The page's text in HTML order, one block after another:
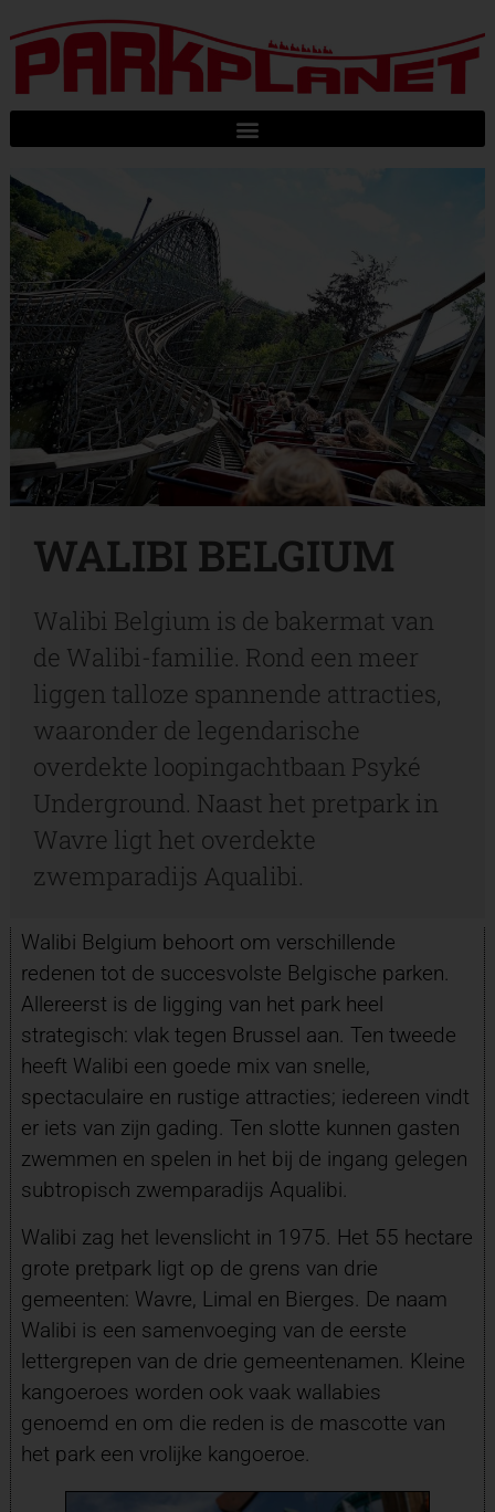
WALIBI BELGIUM
Walibi Belgium is de bakermat van
de Walibi-familie. Rond een meer
liggen talloze spannende attracties,
waaronder de legendarische
overdekte loopingachtbaan Psyké
Underground. Naast het pretpark in
Wavre ligt het overdekte
zwemparadijs Aqualibi.
Walibi Belgium behoort om verschillende
redenen tot de succesvolste Belgische parken.
Allereerst is de ligging van het park heel
strategisch: vlak tegen Brussel aan. Ten tweede
heeft Walibi een goede mix van snelle,
spectaculaire en rustige attracties; iedereen vindt
er iets van zijn gading. Ten slotte kunnen gasten
zwemmen en spelen in het bij de ingang gelegen
subtropisch zwemparadijs Aqualibi.
Walibi zag het levenslicht in 1975. Het 55 hectare
grote pretpark ligt op de grens van drie
gemeenten: Wavre, Limal en Bierges. De naam
Walibi is een samenvoeging van de eerste
lettergrepen van de drie gemeentenamen. Kleine
kangoeroes worden ook vaak wallabies
genoemd en om die reden is de mascotte van
het park een vrolijke kangoeroe.